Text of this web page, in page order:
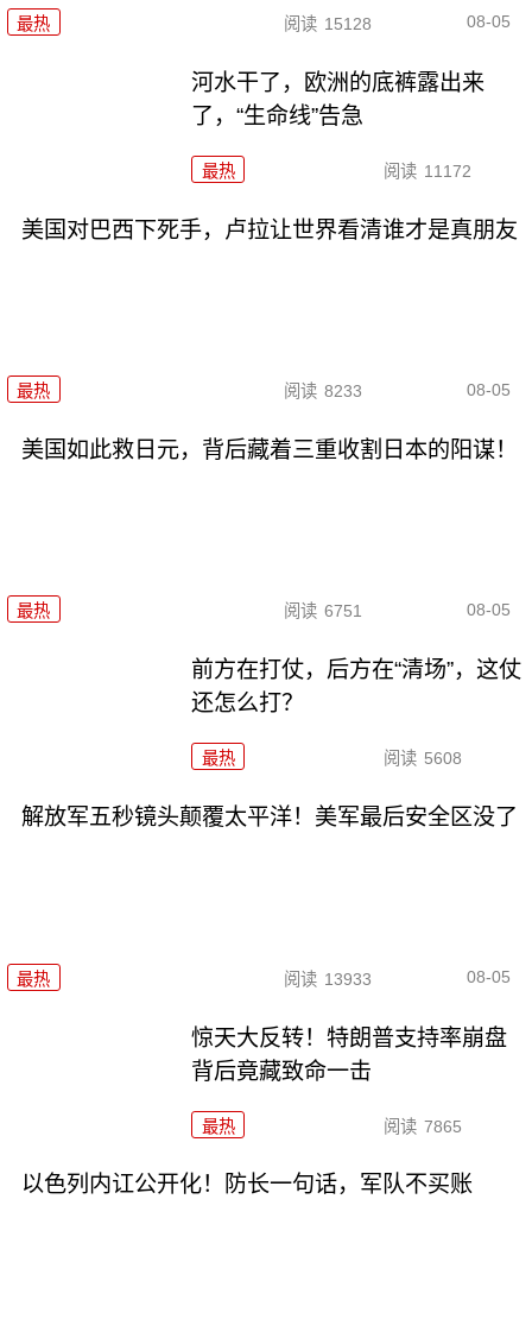
最热 阅读 15128 08-05
河水干了，欧洲的底裤露出来
了，“生命线”告急
最热 阅读 11172
美国对巴西下死手，卢拉让世界看清谁才是真朋友
最热 阅读 8233 08-05
美国如此救日元，背后藏着三重收割日本的阳谋！
最热 阅读 6751 08-05
前方在打仗，后方在“清场”，这仗
还怎么打？
最热 阅读 5608
解放军五秒镜头颠覆太平洋！美军最后安全区没了
最热 阅读 13933 08-05
惊天大反转！特朗普支持率崩盘
背后竟藏致命一击
最热 阅读 7865
以色列内讧公开化！防长一句话，军队不买账